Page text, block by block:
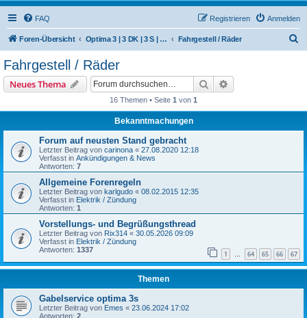
FAQ Anmelden
Registrieren
Foren-Übersicht Optima 3 | 3 DK | 3 S | 50 (Hercules / SACHS) Fahrgestell / Räder
Fahrgestell / Räder
Neues Thema Suche
16 Themen • Seite 1 von 1
Bekanntmachungen
Forum auf neusten Stand gebracht
Letzter Beitrag von carinona « 27.08.2020 12:18
Verfasst in Ankündigungen & News
Antworten: 7
Allgemeine Forenregeln
Letzter Beitrag von karlgudo « 08.02.2015 12:35
Verfasst in Elektrik / Zündung
Antworten: 1
Vorstellungs- und Begrüßungsthread
Letzter Beitrag von Rix314 « 30.05.2026 09:09
Verfasst in Elektrik / Zündung
Antworten: 1337 1 … 64 65 66 67
Themen
Gabelservice optima 3s
Letzter Beitrag von Emes « 23.06.2024 17:02
Antworten: 2